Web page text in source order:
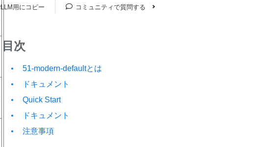
LLM用にコピー コミュニティで質問する
目次
51-modern-defaultとは
ドキュメント
Quick Start
ドキュメント
注意事項